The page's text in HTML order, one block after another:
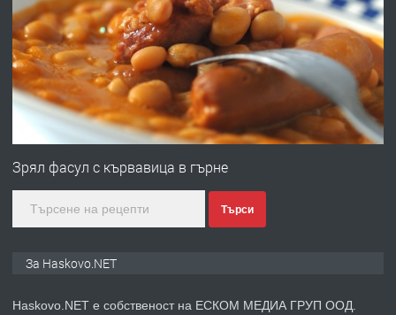
ПРЕДЛАГА Давам гараж под наем
преди 3 дни
№4120 Магазин/Офис под наем в кв.
градската градина!
Зрял фасул с кървавица в гърне
Търси
За Haskovo.NET
Haskovo.NET е собственост на ЕСКОМ МЕДИА ГРУП ООД.